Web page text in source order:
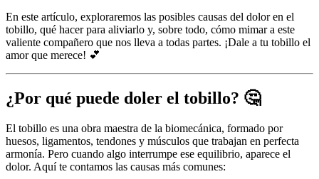
En este artículo, exploraremos las posibles causas del dolor en el
tobillo, qué hacer para aliviarlo y, sobre todo, cómo mimar a este
valiente compañero que nos lleva a todas partes. ¡Dale a tu tobillo el
amor que merece! 💕
¿Por qué puede doler el tobillo? 🤔
El tobillo es una obra maestra de la biomecánica, formado por
huesos, ligamentos, tendones y músculos que trabajan en perfecta
armonía. Pero cuando algo interrumpe ese equilibrio, aparece el
dolor. Aquí te contamos las causas más comunes: